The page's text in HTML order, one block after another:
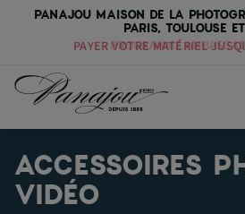
PANAJOU MAISON DE LA
PARIS, TOULOUSE
PAYER VOTRE MATÉRIEL
ACCESSOIRES
VIDÉO